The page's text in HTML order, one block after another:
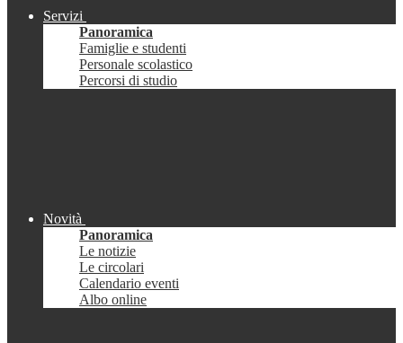
Servizi
Panoramica
Famiglie e studenti
Personale scolastico
Percorsi di studio
Novità
Panoramica
Le notizie
Le circolari
Calendario eventi
Albo online